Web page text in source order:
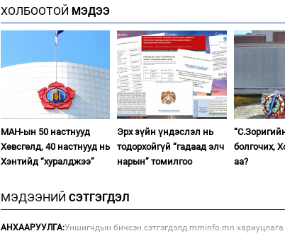
ХОЛБООТОЙ МЭДЭЭ
МАН-ын 50 настнууд
Хөвсгөлд, 40 настнууд нь
Хэнтийд “хуралджээ”
Эрх зүйн үндэслэл нь
тодорхойгүй “гадаад элч
нарын” томилгоо
болгочих,
аа?
МЭДЭЭНИЙ СЭТГЭГДЭЛ
АНХААРУУЛГА:Уншигчдын бичсэн сэтгэгдэлд mminfo.mn